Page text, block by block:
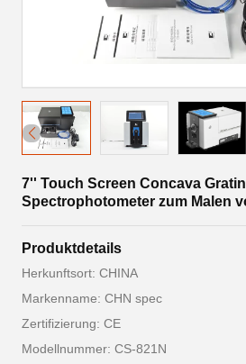
7'' Touch Screen Concava
Spectrophotometer zum Malen
Produktdetails
Herkunftsort: CHINA
Markenname: CHN spec
Zertifizierung: CE
Modellnummer: CS-821N